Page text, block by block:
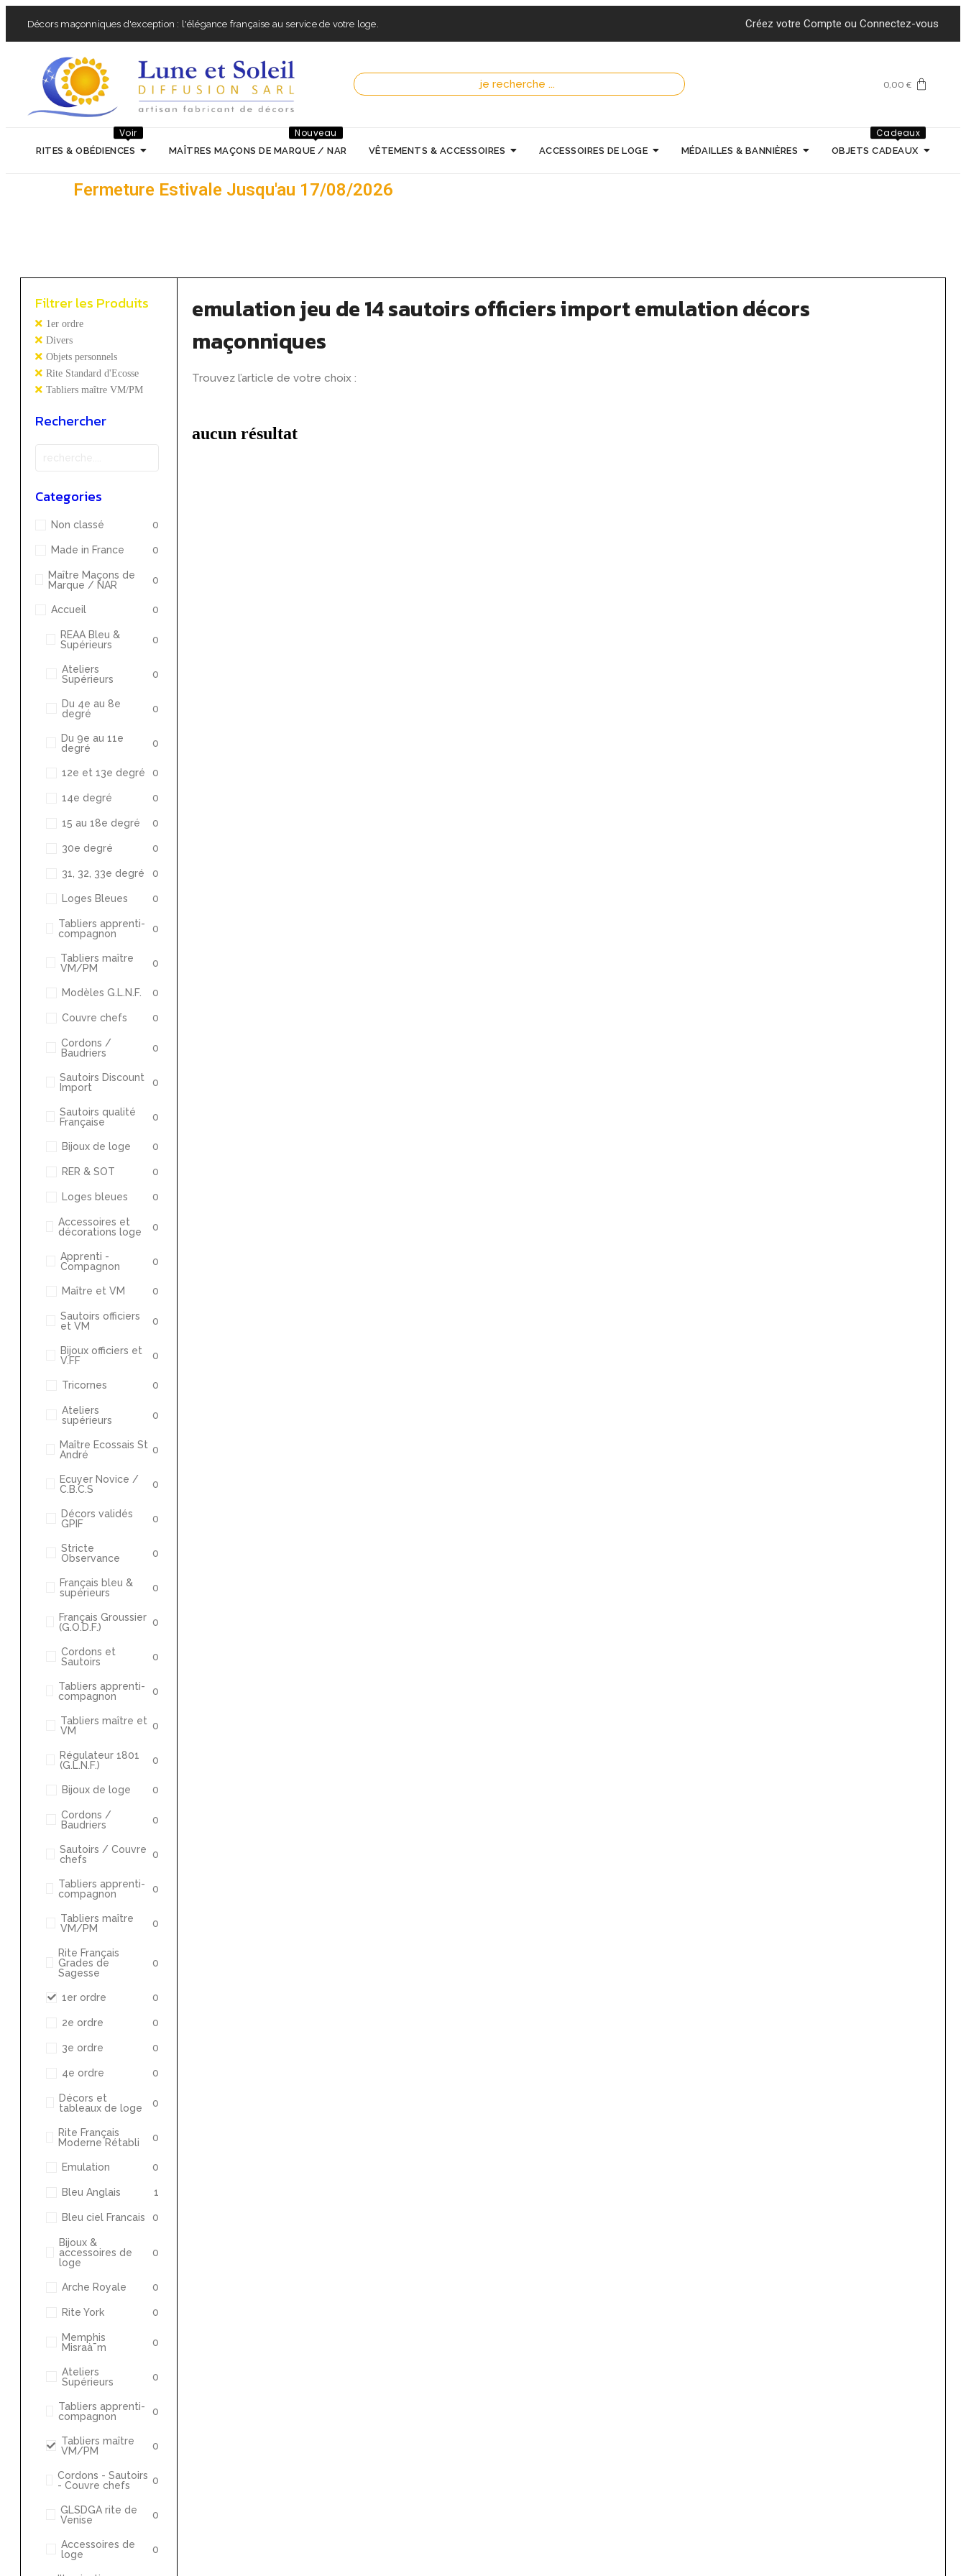
Décors maçonniques d'exception : l'élégance française au service de votre loge. Créez votre Compte ou Connectez-vous
0,00€
RITES & OBÉDIENCES
Voir
MAÎTRES MAÇONS DE MARQUE / NAR
Nouveau
VÊTEMENTS & ACCESSOIRES ACCESSOIRES DE LOGE MÉDAILLES & BANNIÈRES OBJETS CADEAUX
Cadeaux
Fermeture Estivale Jusqu'au 17/08/2026
Filtrer les Produits
1er ordre
Divers
Objets personnels
Rite Standard d'Ecosse
Tabliers maître VM/PM
Rechercher
Categories
Non classé 0
Made in France 0
Maître Maçons de
Marque / NAR
0
Accueil 0
REAA Bleu &
Supérieurs
0
Ateliers
Supérieurs
0
Du 4e au 8e
degré
0
Du 9e au 11e
degré
0
12e et 13e degré 0
14e degré 0
15 au 18e degré 0
30e degré 0
31, 32, 33e degré 0
Loges Bleues 0
Tabliers apprenti-
compagnon
0
Tabliers maître
VM/PM
0
Modèles G.L.N.F. 0
Couvre chefs 0
Cordons /
Baudriers
0
Sautoirs Discount
Import
0
Sautoirs qualité
Française
0
Bijoux de loge 0
RER & SOT 0
Loges bleues 0
Accessoires et
décorations loge
0
Apprenti -
Compagnon
0
Maître et VM 0
Sautoirs officiers
et VM
0
Bijoux officiers et
V.FF
0
Tricornes 0
Ateliers
supérieurs
0
Maître Ecossais St
André
0
Ecuyer Novice /
C.B.C.S
0
Décors validés
GPIF
0
Stricte
Observance
0
Français bleu &
supérieurs
0
Français Groussier
(G.O.D.F.)
0
Cordons et
Sautoirs
0
Tabliers apprenti-
compagnon
0
Tabliers maître et
VM
0
Régulateur 1801
(G.L.N.F.)
0
Bijoux de loge 0
Cordons /
Baudriers
0
Sautoirs / Couvre
chefs
0
Tabliers apprenti-
compagnon
0
Tabliers maître
VM/PM
0
Rite Français
Grades de
Sagesse
0
1er ordre 0
2e ordre 0
3e ordre 0
4e ordre 0
Décors et
tableaux de loge
0
Rite Français
Moderne Rétabli
0
Emulation 0
Bleu Anglais 1
Bleu ciel Francais 0
Bijoux &
accessoires de
loge
0
Arche Royale 0
Rite York 0
Memphis
Misraà¯m
0
Ateliers
Supérieurs
0
Tabliers apprenti-
compagnon
0
Tabliers maître
VM/PM
0
Cordons - Sautoirs
- Couvre chefs
0
GLSDGA rite de
Venise
0
Accessoires de
loge
0
emulation jeu de 14 sautoirs officiers import emulation décors
maçonniques
Trouvez l’article de votre choix :
aucun résultat